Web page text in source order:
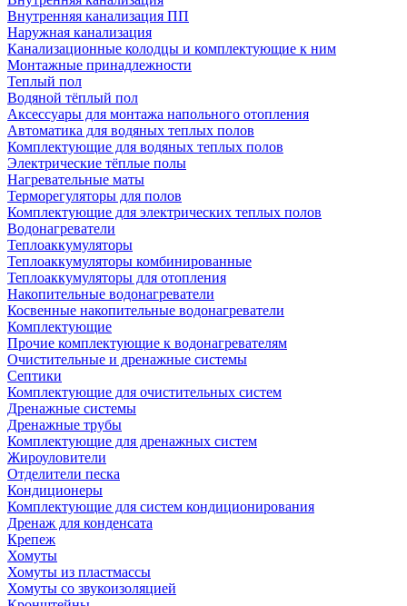
Внутренняя канализация ПП
Наружная канализация
Канализационные колодцы и комплектующие к ним
Монтажные принадлежности
Теплый пол
Водяной тёплый пол
Аксессуары для монтажа напольного отопления
Автоматика для водяных теплых полов
Комплектующие для водяных теплых полов
Электрические тёплые полы
Нагревательные маты
Терморегуляторы для полов
Комплектующие для электрических теплых полов
Водонагреватели
Теплоаккумуляторы
Теплоаккумуляторы комбинированные
Теплоаккумуляторы для отопления
Накопительные водонагреватели
Косвенные накопительные водонагреватели
Комплектующие
Прочие комплектующие к водонагревателям
Очистительные и дренажные системы
Септики
Комплектующие для очистительных систем
Дренажные системы
Дренажные трубы
Комплектующие для дренажных систем
Жироуловители
Отделители песка
Кондиционеры
Комплектующие для систем кондиционирования
Дренаж для конденсата
Крепеж
Хомуты
Хомуты из пластмассы
Хомуты со звукоизоляцией